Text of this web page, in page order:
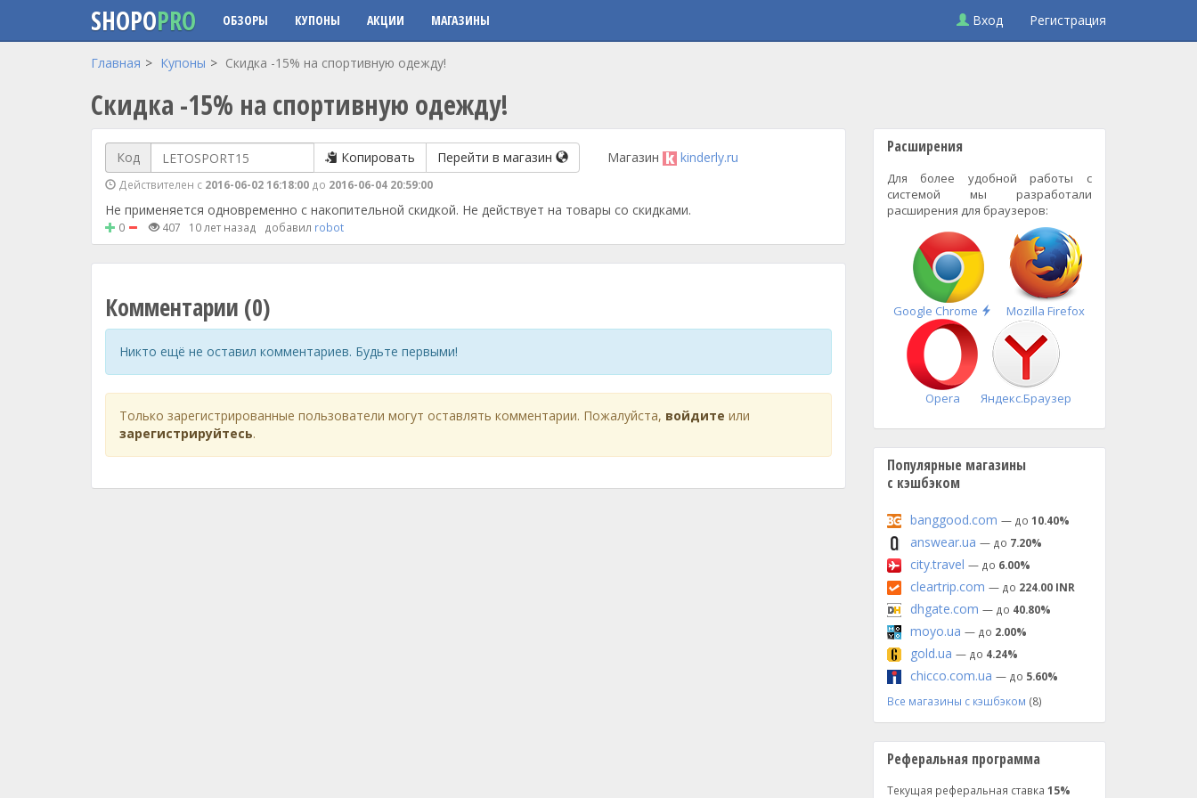
Перейти к основному содержанию
SHOPOPRO ОБЗОРЫ КУПОНЫ АКЦИИ МАГАЗИНЫ Вход Регистрация
Главная Купоны Скидка -15% на спортивную одежду!
Скидка -15% на спортивную одежду!
Код Копировать Перейти в магазин
Действителен с 2016-06-02 16:18:00 до 2016-06-04 20:59:00
Магазин kinderly.ru
Не применяется одновременно с накопительной скидкой. Не действует на товары со скидками.
0 407 10 лет назад добавил robot
Комментарии (0)
Никто ещё не оставил комментариев. Будьте первыми!
Только зарегистрированные пользователи могут оставлять комментарии. Пожалуйста, войдите или
зарегистрируйтесь.
Расширения
Для более удобной работы с
системой мы разработали
расширения для браузеров:
Google Chrome
Быстрая
установка
Mozilla Firefox
Opera Яндекс.Браузер
Популярные магазины
с кэшбэком
banggood.com — до 10.40%
answear.ua — до 7.20%
city.travel — до 6.00%
cleartrip.com — до 224.00 INR
dhgate.com — до 40.80%
moyo.ua — до 2.00%
gold.ua — до 4.24%
chicco.com.ua — до 5.60%
Все магазины с кэшбэком (8)
Реферальная программа
Текущая реферальная ставка 15%